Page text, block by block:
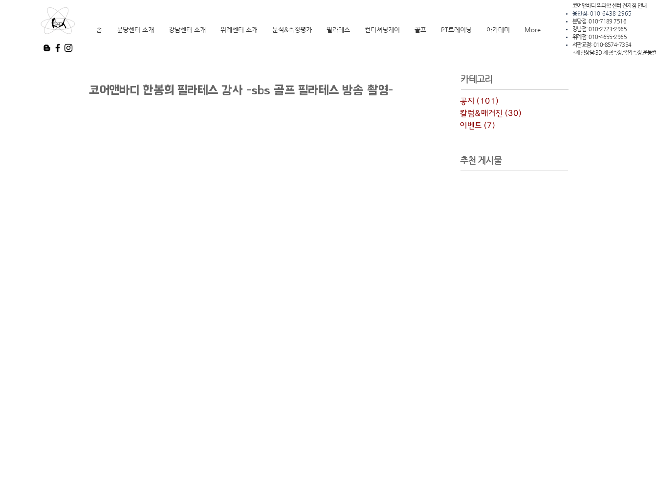
홈 분당센터 소개 강남센터 소개 위례센터 소개 분석&측정평가 필라테스 컨디셔닝케어 골프 PT트레이닝 아카데미 More
코어앤바디 의과학 센터 전지점 안내
용인점: 010-6438-2965
분당점: 010-7189 7516
강남점: 010-2723-2965
위례점: 010-4655-2965
서판교점: 010-8574-7354
*체험상담:3D 체형측정,족압측정,운동
코어앤바디 한봉희 필라테스 강사 -sbs 골프 필라테스 방송 촬영-
​카테고리
공지 (101)
칼럼&매거진 (30)
이벤트 (7)
추천 게시물